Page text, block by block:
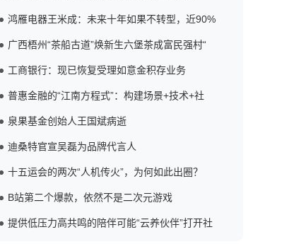
鸿雁电器王米成：未来十年如果不转型，近90%
广西梧州“茶船古道”焕新生六堡茶成富民强村“
工商银行：现已恢复受理如意金积存业务
普惠金融的“江南方程式”：构建场景+技术+社
泉果基金创始人王国斌病逝
迪桑特官宣吴磊为品牌代言人
十五运会的两次“人机传火”，为何如此出圈？
B站第二个爆款，依然不是二次元游戏
提供低压力高共鸣的陪伴可能“云养伙伴”打开社